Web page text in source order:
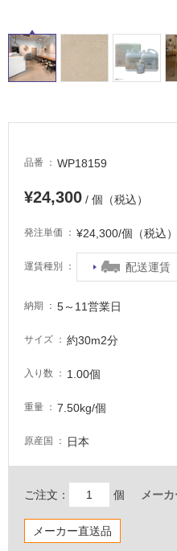
品番 WP18159
¥24,300 / 個（税込）
発注単価 ¥24,300/個（税込）
運賃種別 配送運賃
納期 5～11営業日
サイズ 約30m2分
入り数 1.00個
重量 7.50kg/個
原産国 日本
ご注文： 個 メー
メーカー直送品
タ
イ
ル
内
屋
外
浴
駐
非
常
に